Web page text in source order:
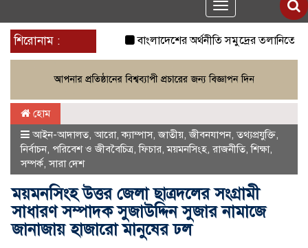
Toggle
navigation
শিরোনাম :
বাংলাদেশের অর্থনীতি সমুদ্রের তলানিতে
হোম
আইন-আদালত, আরো,ক্যাম্পাস,জাতীয়,জীবনযাপন,তথ্যপ্রযুক্তি,
নির্বাচন, পরিবেশ ও জীববৈচিত্র,ফিচার,ময়মনসিংহ, রাজনীতি,শিক্ষা,
সম্পর্ক,সারা দেশ
ময়মনসিংহ উত্তর জেলা ছাত্রদলের সংগ্রামী
সাধারণ সম্পাদক সুজাউদ্দিন সুজার নামাজে
জানাজায় হাজারো মানুষের ঢল